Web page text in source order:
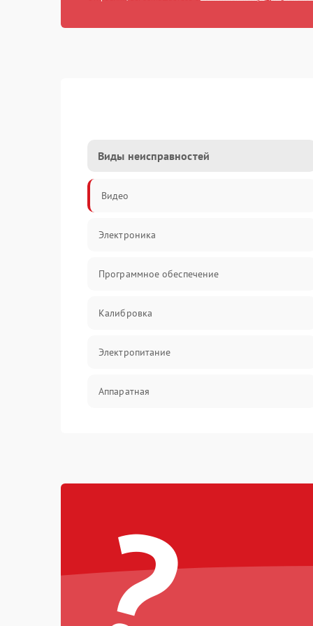
Виды неисправностей
Видео
Электроника
Программное обеспечение
Калибровка
Электропитание
Аппаратная